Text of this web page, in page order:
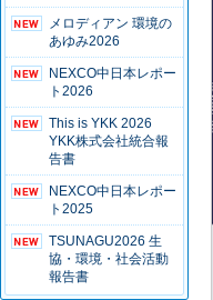
メロディアン 環境の
あゆみ2026
NEXCO中日本レポー
ト2026
This is YKK 2026
YKK株式会社統合報
告書
NEXCO中日本レポー
ト2025
TSUNAGU2026 生
協・環境・社会活動
報告書